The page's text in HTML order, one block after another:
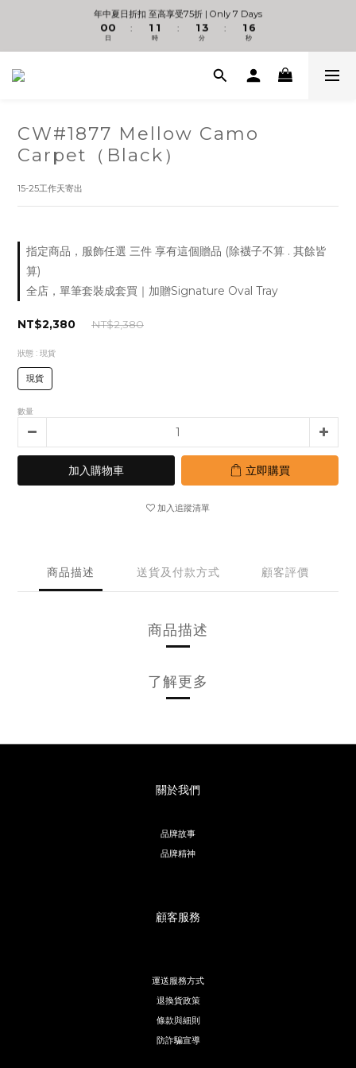
儲值卡好康加碼贈 +【輕奢皮革旅行包袋】
年中夏日折扣 至高享受75折 | Only 7 Days
1
0
1
0
日
:
2
1
0
2
1
0
時
:
2
1
0
4
3
2
分
:
2
1
0
6
5
4
2
秒
儲值卡好康加碼贈 +【輕奢皮革旅行包袋】
CW#1877 Mellow Camo
Carpet（Black）
15-25工作天寄出
指定商品，服飾任選 三件 享有這個贈品 (除襪子不算 . 其餘皆
算)
全店，單筆套裝成套買｜加贈Signature Oval Tray
NT$2,380
NT$2,380
狀態 : 現貨
現貨
數量
加入購物車 立即購買
加入追蹤清單
商品描述 送貨及付款方式 顧客評價
商品描述
了解更多
關於我們
品牌故事
品牌精神
顧客服務
運送服務方式
退換貨政策
條款與細則
防詐騙宣導